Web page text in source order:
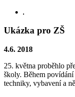
Ukázka pro ZŠ
4.6. 2018
25. května proběhlo
školy. Během
techniky, vybavení a